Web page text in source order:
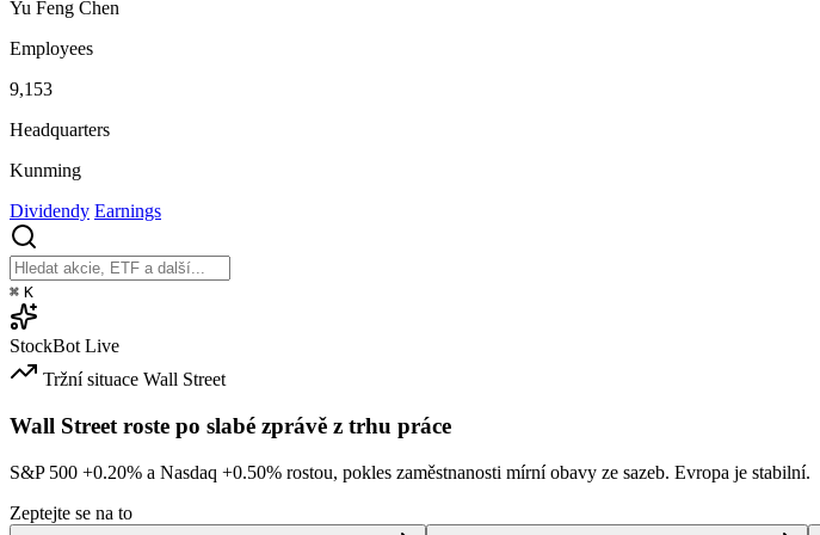
Yu Feng Chen
Employees
9,153
Headquarters
Kunming
Dividendy Earnings
⌘ K
StockBot Live
Tržní situace Wall Street
Wall Street roste po slabé zprávě z trhu práce
S&P 500 +0.20% a Nasdaq +0.50% rostou, pokles zaměstnanosti mírní obavy ze sazeb. Evropa je stabilní.
Zeptejte se na to